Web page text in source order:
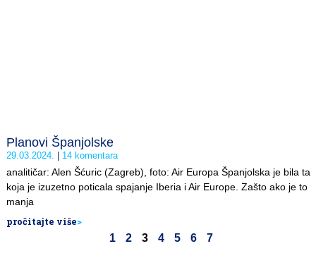
Planovi Španjolske
29.03.2024. 14 komentara
analitičar: Alen Šćuric (Zagreb), foto: Air Europa Španjolska je bila ta
koja je izuzetno poticala spajanje Iberia i Air Europe. Zašto ako je to
manja
pročitajte više>
1 2 3 4 5 6 7